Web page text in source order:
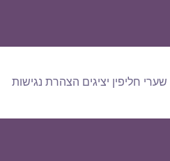
שערי חליפין יציגים הצהרת נגישות